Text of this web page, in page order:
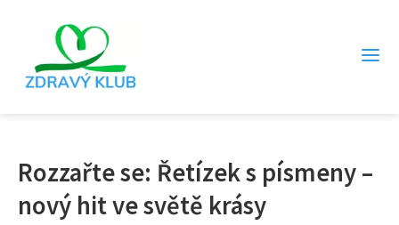
Rozzařte se: Řetízek s písmeny –
nový hit ve světě krásy